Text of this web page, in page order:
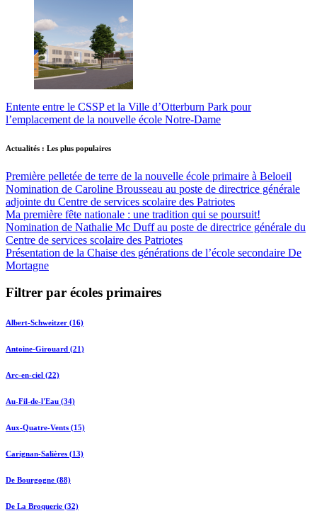
Entente entre le CSSP et la Ville d’Otterburn Park pour
l’emplacement de la nouvelle école Notre-Dame
Actualités : Les plus populaires
Première pelletée de terre de la nouvelle école primaire à Beloeil
Nomination de Caroline Brousseau au poste de directrice générale
adjointe du Centre de services scolaire des Patriotes
Ma première fête nationale : une tradition qui se poursuit!
Nomination de Nathalie Mc Duff au poste de directrice générale du
Centre de services scolaire des Patriotes
Présentation de la Chaise des générations de l’école secondaire De
Mortagne
Filtrer par écoles primaires
Albert-Schweitzer (16)
Antoine-Girouard (21)
Arc-en-ciel (22)
Au-Fil-de-l'Eau (34)
Aux-Quatre-Vents (15)
Carignan-Salières (13)
De Bourgogne (88)
De La Broquerie (32)